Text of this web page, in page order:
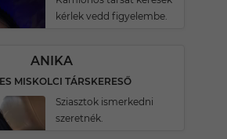
kérlek vedd figyelembe.
ANIKA
MISKOLCI TÁRSKERESŐ
Sziasztok ismerkedni
szeretnék.